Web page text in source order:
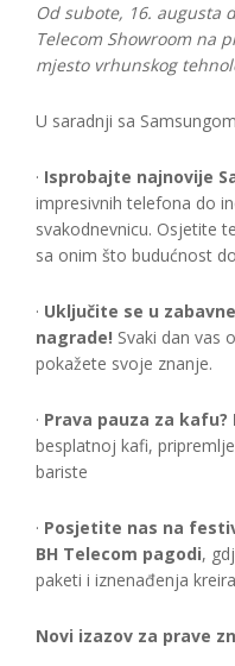
Od subote, 16. augusta
Telecom Showroom na
mjesto vrhunskog
U saradnji sa
· Isprobajte najnovije
impresivnih telefona do
svakodnevnicu. Osjetite
sa onim što budućnost
· Uključite se u
nagrade! Svaki dan vas
pokažete svoje znanje.
· Prava pauza za
besplatnoj kafi,
bariste
· Posjetite nas na
BH Telecom pagodi,
paketi i iznenađenja
Novi izazov za prave